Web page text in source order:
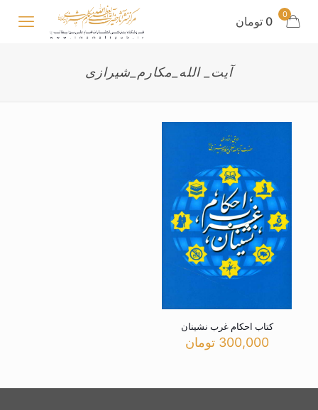
0 0 تومان
آیت_ الله_مکارم_شیرازی
کتاب احکام غرب نشینان
300,000 تومان